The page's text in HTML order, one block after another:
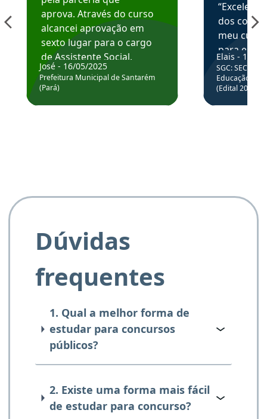
aprova. Através do curso
alcancei aprovação em
sexto lugar para o cargo
de Assistente Social.
Hoje estou atuando na
Prefeitura de Santarém.
José - 16/05/2025
Prefeitura Municipal de Santarém
(Pará)
dos
meu
para
colocar
através
de
Elais - 15/
SGC: SEC BA
Educação
(Edital
Dúvidas
frequentes
1. Qual a melhor forma de
estudar para concursos
públicos?
2. Existe uma forma mais fácil
de estudar para concurso?